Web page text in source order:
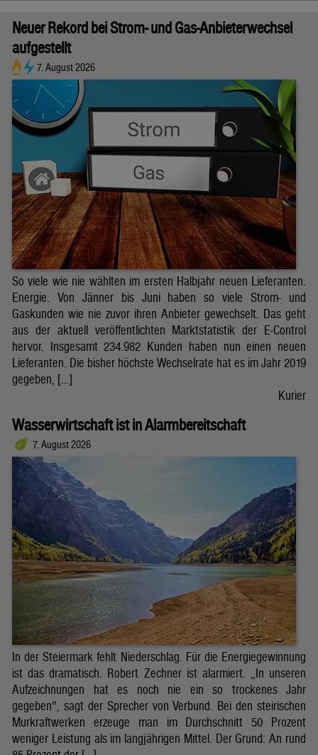
Neuer Rekord bei Strom- und Gas-Anbieterwechsel
aufgestellt
7. August 2026
So viele wie nie wählten im ersten Halbjahr neuen Lieferanten.
Energie. Von Jänner bis Juni haben so viele Strom- und
Gaskunden wie nie zuvor ihren Anbieter gewechselt. Das geht
aus der aktuell veröffentlichten Marktstatistik der E-Control
hervor. Insgesamt 234.982 Kunden haben nun einen neuen
Lieferanten. Die bisher höchste Wechselrate hat es im Jahr 2019
gegeben, […]
Kurier
Wasserwirtschaft ist in Alarmbereitschaft
7. August 2026
In der Steiermark fehlt Niederschlag. Für die Energiegewinnung
ist das dramatisch. Robert Zechner ist alarmiert. „In unseren
Aufzeichnungen hat es noch nie ein so trockenes Jahr
gegeben“, sagt der Sprecher von Verbund. Bei den steirischen
Murkraftwerken erzeuge man im Durchschnitt 50 Prozent
weniger Leistung als im langjährigen Mittel. Der Grund: An rund